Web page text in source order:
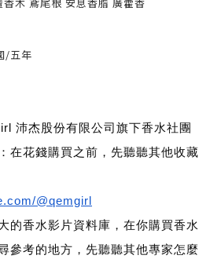
/五年
沛杰股份有限公司旗下香水社團
在花錢購買之前，先聽聽其他收藏
@qemgirl
的香水影片資料庫，在你購買香水
參考的地方，先聽聽其他專家怎麼